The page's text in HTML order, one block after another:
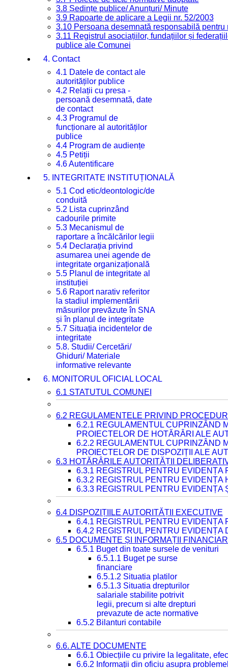
3.8 Ședințe publice/ Anunțuri/ Minute
3.9 Rapoarte de aplicare a Legii nr. 52/2003
3.10 Persoana desemnată responsabilă
3.11 Registrul asociațiilor, fundațiilor și
publice ale Comunei
4. Contact
4.1 Datele de contact ale
autorităților publice
4.2 Relații cu presa -
persoană desemnată, date
de contact
4.3 Programul de
funcționare al autorităților
publice
4.4 Program de audiențe
4.5 Petiții
4.6 Autentificare
5. INTEGRITATE INSTITUȚIONALĂ
5.1 Cod etic/deontologic/de
conduită
5.2 Lista cuprinzând
cadourile primite
5.3 Mecanismul de
raportare a încălcărilor legii
5.4 Declarația privind
asumarea unei agende de
integritate organizațională
5.5 Planul de integritate al
instituției
5.6 Raport narativ referitor
la stadiul implementării
măsurilor prevăzute în SNA
și în planul de integritate
5.7 Situația incidentelor de
integritate
5.8. Studii/ Cercetări/
Ghiduri/ Materiale
informative relevante
6. MONITORUL OFICIAL LOCAL
6.1 STATUTUL COMUNEI
6.2 REGULAMENTELE PRIVIND
6.2.1 REGULAMENTUL CUPRINZÂND
PROIECTELOR DE HOTĂRÂRI ALE
6.2.2 REGULAMENTUL CUPRINZÂND
PROIECTELOR DE DISPOZIȚII ALE
6.3 HOTĂRÂRILE AUTORITĂȚII
6.3.1 REGISTRUL PENTRU EVIDENȚA
6.3.2 REGISTRUL PENTRU EVIDENȚA
6.3.3 REGISTRUL PENTRU EVIDENȚA
6.4 DISPOZIȚIILE AUTORITĂȚII EXECUTIVE
6.4.1 REGISTRUL PENTRU EVIDENȚA
6.4.2 REGISTRUL PENTRU EVIDENȚA
6.5 DOCUMENTE ȘI INFORMAȚII
6.5.1 Buget din toate sursele de venituri
6.5.1.1 Buget pe surse
financiare
6.5.1.2 Situatia platilor
6.5.1.3 Situatia drepturilor
salariale stabilite potrivit
legii, precum si alte drepturi
prevazute de acte normative
6.5.2 Bilanturi contabile
6.6. ALTE DOCUMENTE
6.6.1 Obiecțiile cu privire la legalitate,
6.6.2 Informații din oficiu asupra